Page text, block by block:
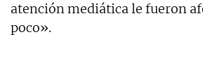
atención mediática le fueron
poco».